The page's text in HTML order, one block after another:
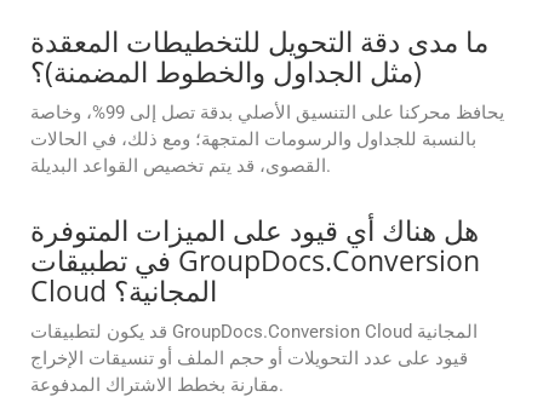
ما مدى دقة التحويل للتخطيطات المعقدة
(مثل الجداول والخطوط المضمنة)؟
يحافظ محركنا على التنسيق الأصلي بدقة تصل إلى 99%، وخاصة
بالنسبة للجداول والرسومات المتجهة؛ ومع ذلك، في الحالات
القصوى، قد يتم تخصيص القواعد البديلة.
هل هناك أي قيود على الميزات المتوفرة
في تطبيقات GroupDocs.Conversion
Cloud المجانية؟
قد يكون لتطبيقات GroupDocs.Conversion Cloud المجانية
قيود على عدد التحويلات أو حجم الملف أو تنسيقات الإخراج
مقارنة بخطط الاشتراك المدفوعة.